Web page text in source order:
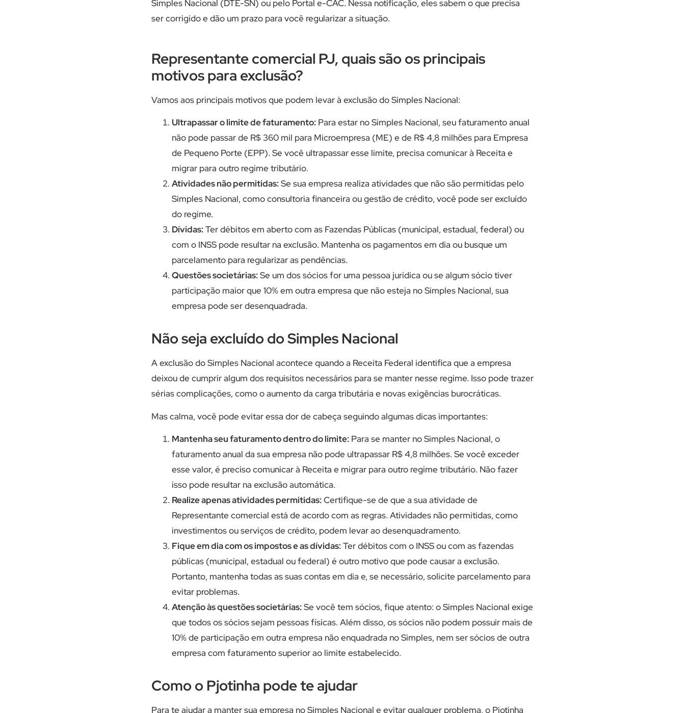
Simples Nacional (DTE-SN) ou pelo Portal e-CAC. Nessa notificação, eles sabem o que precisa
ser corrigido e dão um prazo para você regularizar a situação.
Representante comercial PJ, quais são os principais
motivos para exclusão?
Vamos aos principais motivos que podem levar à exclusão do Simples Nacional:
Ultrapassar o limite de faturamento: Para estar no Simples Nacional, seu faturamento anual
não pode passar de R$ 360 mil para Microempresa (ME) e de R$ 4,8 milhões para Empresa
de Pequeno Porte (EPP). Se você ultrapassar esse limite, precisa comunicar à Receita e
migrar para outro regime tributário.
Atividades não permitidas:Se sua empresa realiza atividades que não são permitidas pelo
Simples Nacional, como consultoria financeira ou gestão de crédito, você pode ser excluído
do regime.
Dívidas:Ter débitos em aberto com as Fazendas Públicas (municipal, estadual, federal) ou
com o INSS pode resultar na exclusão. Mantenha os pagamentos em dia ou busque um
parcelamento para regularizar as pendências.
Questões societárias:Se um dos sócios for uma pessoa jurídica ou se algum sócio tiver
participação maior que 10% em outra empresa que não esteja no Simples Nacional, sua
empresa pode ser desenquadrada.
Não seja excluído do Simples Nacional
A exclusão do Simples Nacional acontece quando a Receita Federal identifica que a empresa
deixou de cumprir algum dos requisitos necessários para se manter nesse regime. Isso pode trazer
sérias complicações, como o aumento da carga tributária e novas exigências burocráticas.
Mas calma, você pode evitar essa dor de cabeça seguindo algumas dicas importantes:
Mantenha seu faturamento dentro do limite: Para se manter no Simples Nacional, o
faturamento anual da sua empresa não pode ultrapassar R$ 4,8 milhões. Se você exceder
esse valor, é preciso comunicar à Receita e migrar para outro regime tributário. Não fazer
isso pode resultar na exclusão automática.
Realize apenas atividades permitidas:Certifique-se de que a sua atividade de
Representante comercial está de acordo com as regras. Atividades não permitidas, como
investimentos ou serviços de crédito, podem levar ao desenquadramento.
Fique em dia com os impostos e as dívidas:Ter débitos com o INSS ou com as fazendas
públicas (municipal, estadual ou federal) é outro motivo que pode causar a exclusão.
Portanto, mantenha todas as suas contas em dia e, se necessário, solicite parcelamento para
evitar problemas.
Atenção às questões societárias:Se você tem sócios, fique atento: o Simples Nacional exige
que todos os sócios sejam pessoas físicas. Além disso, os sócios não podem possuir mais de
10% de participação em outra empresa não enquadrada no Simples, nem ser sócios de outra
empresa com faturamento superior ao limite estabelecido.
Como o Pjotinha pode te ajudar
Para te ajudar a manter sua empresa no Simples Nacional e evitar qualquer problema, o Pjotinha